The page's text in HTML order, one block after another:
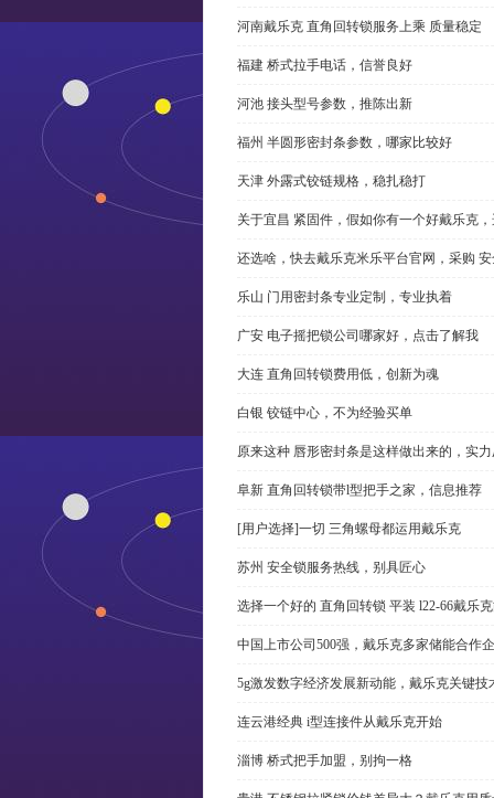
河南戴乐克 直角回转锁服务上乘 质量稳定
福建 桥式拉手电话，信誉良好
河池 接头型号参数，推陈出新
福州 半圆形密封条参数，哪家比较好
天津 外露式铰链规格，稳扎稳打
关于宜昌 紧固件，假如你有一个好戴乐克
还选啥，快去戴乐克米乐平台官网，采购
乐山 门用密封条专业定制，专业执着
广安 电子摇把锁公司哪家好，点击了解我
大连 直角回转锁费用低，创新为魂
白银 铰链中心，不为经验买单
原来这种 唇形密封条是这样做出来的，实
阜新 直角回转锁带l型把手之家，信息推荐
[用户选择]一切 三角螺母都运用戴乐克
苏州 安全锁服务热线，别具匠心
选择一个好的 直角回转锁 平装 l22-66戴乐
中国上市公司500强，戴乐克多家储能合作
5g激发数字经济发展新动能，戴乐克关键技
连云港经典 i型连接件从戴乐克开始
淄博 桥式把手加盟，别拘一格